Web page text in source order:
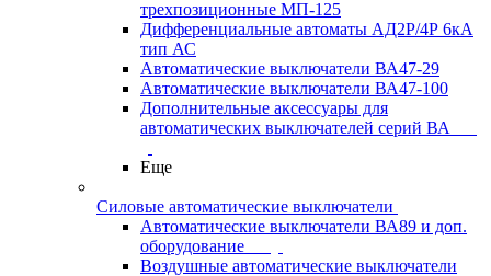
трехпозиционные МП-125
Дифференциальные автоматы АД2Р/4Р 6кА
тип АС
Автоматические выключатели ВА47-29
Автоматические выключатели ВА47-100
Дополнительные аксессуары для
автоматических выключателей серий ВА
Еще
Силовые автоматические выключатели
Автоматические выключатели ВА89 и доп.
оборудование
Воздушные автоматические выключатели